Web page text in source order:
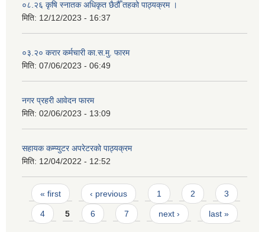
०८.२६ कृषि स्‍नातक अधिकृत छैठौँ तहको पाठ्यक्रम ।
मिति: 12/12/2023 - 16:37
०३.२० करार कर्मचारी का.स.मु. फारम
मिति: 07/06/2023 - 06:49
नगर प्रहरी आवेदन फारम
मिति: 02/06/2023 - 13:09
सहायक कम्प्युटर अपरेटरको पाठ्यक्रम
मिति: 12/04/2022 - 12:52
Pages
« first ‹ previous 1 2 3
4 5 6 7 next › last »